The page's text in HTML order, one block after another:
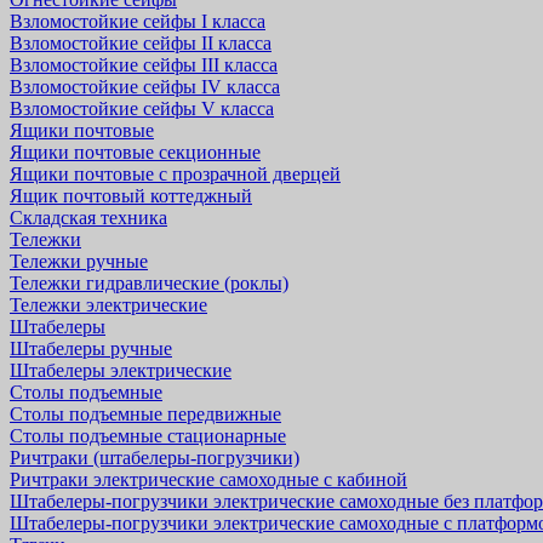
Взломостойкие сейфы I класса
Взломостойкие сейфы II класса
Взломостойкие сейфы III класса
Взломостойкие сейфы IV класса
Взломостойкие сейфы V класса
Ящики почтовые
Ящики почтовые секционные
Ящики почтовые с прозрачной дверцей
Ящик почтовый коттеджный
Складская техника
Тележки
Тележки ручные
Тележки гидравлические (роклы)
Тележки электрические
Штабелеры
Штабелеры ручные
Штабелеры электрические
Столы подъемные
Столы подъемные передвижные
Столы подъемные стационарные
Ричтраки (штабелеры-погрузчики)
Ричтраки электрические самоходные с кабиной
Штабелеры-погрузчики электрические самоходные без
Штабелеры-погрузчики электрические самоходные с